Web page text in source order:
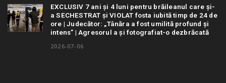
EXCLUSIV 7 ani și 4 luni pentru brăileanul care și-
a SECHESTRAT și VIOLAT fosta iubită timp de 24 de
ore | Judecător: „Tânăra a fost umilită profund și
intens” | Agresorul a și fotografiat-o dezbrăcată
2026-07-06